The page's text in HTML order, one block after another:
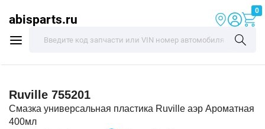
abisparts.ru
0
Ruville 755201
Смазка универсальная пластика Ruville аэр Ароматная
400мл